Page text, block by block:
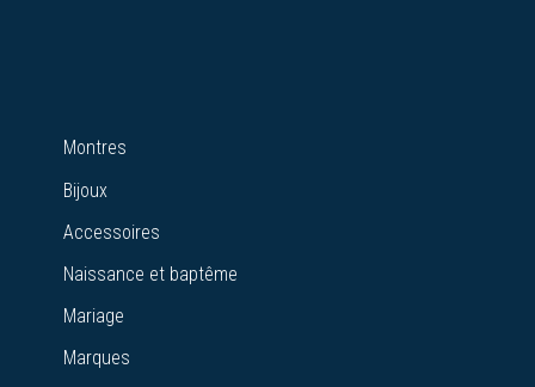
Montres
Bijoux
Accessoires
Naissance et baptême
Mariage
Marques